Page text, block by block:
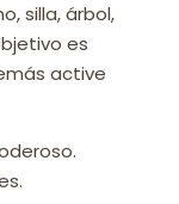
silla, árbol,
es
active